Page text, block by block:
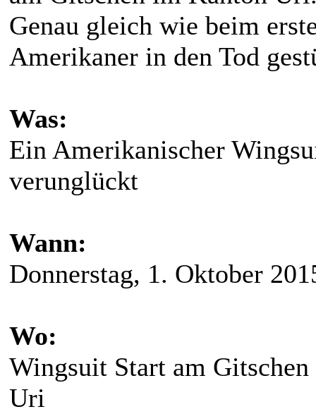
Genau gleich wie beim
Amerikaner in den Tod
Was:
Ein Amerikanischer
verunglückt
Wann:
Donnerstag, 1. Oktober
Wo:
Wingsuit Start am
Uri